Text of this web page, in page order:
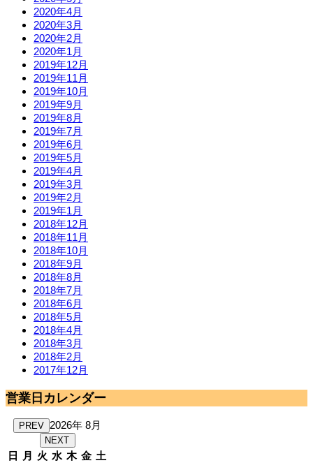
2020年4月
2020年3月
2020年2月
2020年1月
2019年12月
2019年11月
2019年10月
2019年9月
2019年8月
2019年7月
2019年6月
2019年5月
2019年4月
2019年3月
2019年2月
2019年1月
2018年12月
2018年11月
2018年10月
2018年9月
2018年8月
2018年7月
2018年6月
2018年5月
2018年4月
2018年3月
2018年2月
2017年12月
営業日カレンダー
PREV 2026年 8月
NEXT
日 月 火 水 木 金 土